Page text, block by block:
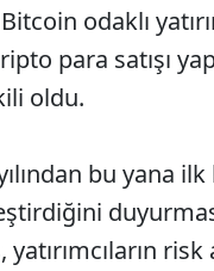
odaklı
para satışı
oldu.
bu yana
risk